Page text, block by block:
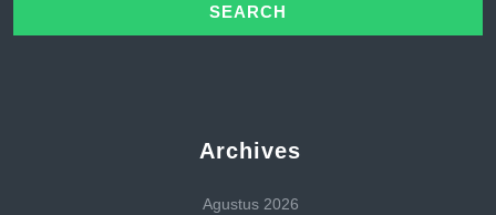
Archives
Agustus 2026